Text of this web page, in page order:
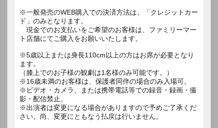
※一般発売のWEB購入での決済方法は、「クレジットカー
ド」のみとなります。
現金でのお支払いをご希望のお客様は、ファミリーマー
ト店舗にてご購入をお願いいたします。
※5歳以上または身長110cm以上の方はお席が必要となり
ます。
（膝上でのお子様の観劇は1名様のみ可能です。）
※16歳未満のお客様は、保護者同伴の場合のみ入場可。
※ビデオ・カメラ、または携帯電話等での録音・録画・撮
影・配信禁止。
※出演者は変更になる場合がありますので予めご了承くだ
さい。尚、変更にともなう払戻は行いません。